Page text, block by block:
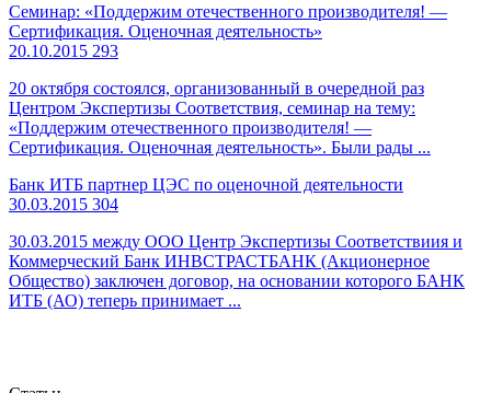
Семинар: «Поддержим отечественного производителя! —
Сертификация. Оценочная деятельность»
20.10.2015 293
20 октября состоялся, организованный в очередной раз
Центром Экспертизы Соответствия, семинар на тему:
«Поддержим отечественного производителя! —
Сертификация. Оценочная деятельность». Были рады ...
Банк ИТБ партнер ЦЭС по оценочной деятельности
30.03.2015 304
30.03.2015 между ООО Центр Экспертизы Соответствиия и
Коммерческий Банк ИНВСТРАСТБАНК (Акционерное
Общество) заключен договор, на основании которого БАНК
ИТБ (АО) теперь принимает ...